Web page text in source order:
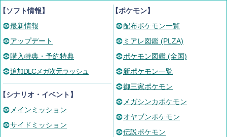
ソフト情報】
最新情報
アップデート
購入特典・予約特典
追加DLCメガ次元ラッシュ
シナリオ・イベント】
メインミッション
サイドミッション
【ポケモン】
配布ポケモン一覧
ミアレ図鑑 (PLZA)
ポケモン図鑑 (全国)
新ポケモン一覧
御三家ポケモン
メガシンカポケモン
オヤブンポケモン
伝説ポケモン